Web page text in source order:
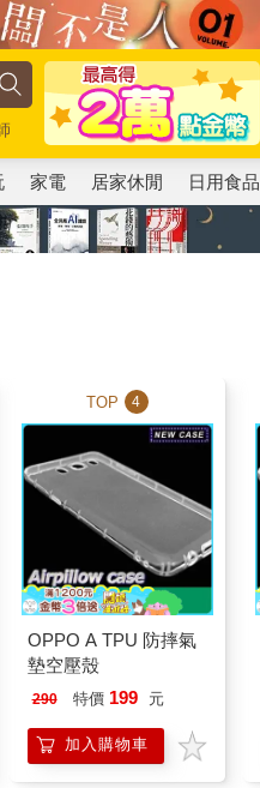
家電 居家休閒 日用食品
TOP 4
OPPO A TPU 防摔氣
墊空壓殼
290 特價 199 元
加入購物車